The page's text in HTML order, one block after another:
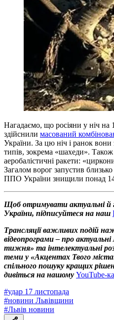
Нагадаємо, що росіяни у ніч на
здійснили масований
України. За цю ніч і ранок вони
типів, зокрема «шахеди». Також
аеробалістичні ракети:
Загалом ворог запустив
ППО України знищили понад
Щоб отримувати актуальні й
України, підписуйтеся на наш
Трансляції важливих подій
відеопрограми – про актуальні
тижня» та інтелектуальні
теми у «Акцентах Твого міста»
спільного пошуку кращих
дивіться на нашому YouTube-
#удар 17 листопада
#новини Львівщини
#Львів новини